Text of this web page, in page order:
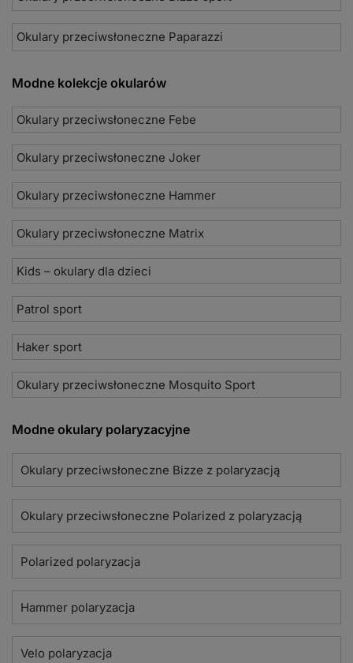
Okulary przeciwsłoneczne Paparazzi
Modne kolekcje okularów
Okulary przeciwsłoneczne Febe
Okulary przeciwsłoneczne Joker
Okulary przeciwsłoneczne Hammer
Okulary przeciwsłoneczne Matrix
Kids – okulary dla dzieci
Patrol sport
Haker sport
Okulary przeciwsłoneczne Mosquito Sport
Modne okulary polaryzacyjne
Okulary przeciwsłoneczne Bizze z polaryzacją
Okulary przeciwsłoneczne Polarized z polaryzacją
Polarized polaryzacja
Hammer polaryzacja
Velo polaryzacja